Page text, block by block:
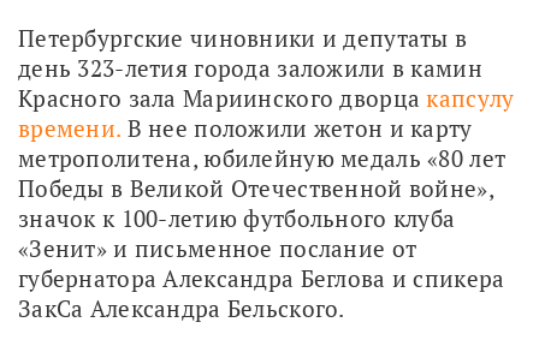
Петербургские чиновники и депутаты в
день 323-летия города заложили в камин
Красного зала Мариинского дворца капсулу
времени. В нее положили жетон и карту
метрополитена, юбилейную медаль «80 лет
Победы в Великой Отечественной войне»,
значок к 100-летию футбольного клуба
«Зенит» и письменное послание от
губернатора Александра Беглова и спикера
ЗакСа Александра Бельского.